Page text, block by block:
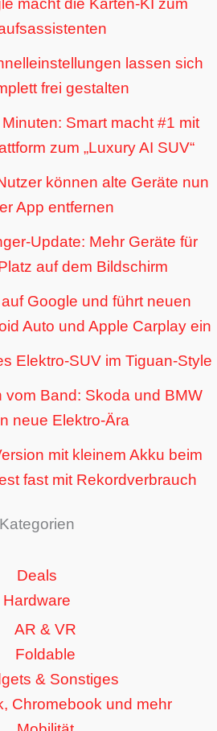
macht die Karten-KI zum
lassen sich
frei gestalten
Smart macht #1 mit
zum „Luxury AI SUV“
können alte Geräte nun
App entfernen
Update: Mehr Geräte für
auf dem Bildschirm
Google und führt neuen
Auto und Apple Carplay ein
Elektro-SUV im Tiguan-Style
vom Band: Skoda und BMW
neue Elektro-Ära
mit kleinem Akku beim
fast mit Rekordverbrauch
Kategorien
Deals
Hardware
AR & VR
Foldable
& Sonstiges
Chromebook und mehr